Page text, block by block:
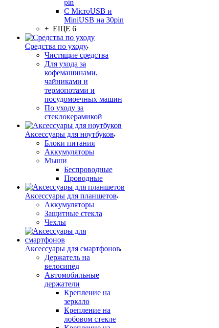
pin
С MicroUSB и
MiniUSB на 30pin
+ ЕЩЕ 6
Средства по уходу
Чистящие средства
Для ухода за
кофемашинами,
чайниками и
термопотами и
посудомоечных машин
По уходу за
стеклокерамикой
Аксессуары для ноутбуков
Блоки питания
Аккумуляторы
Мыши
Беспроводные
Проводные
Аксессуары для планшетов
Аккумуляторы
Защитные стекла
Чехлы
Аксессуары для смартфонов
Держатель на
велосипед
Автомобильные
держатели
Крепление на
зеркало
Крепление на
лобовом стекле